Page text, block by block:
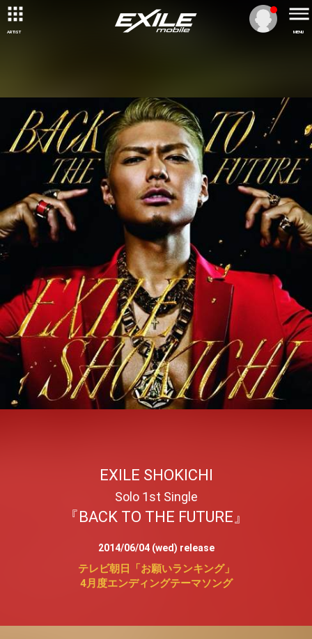
ARTIST MENU
EXILE SHOKICHI
Solo 1st Single
『BACK TO THE FUTURE』
2014/06/04 (wed) release
テレビ朝日「お願いランキング」
4月度エンディングテーマソング